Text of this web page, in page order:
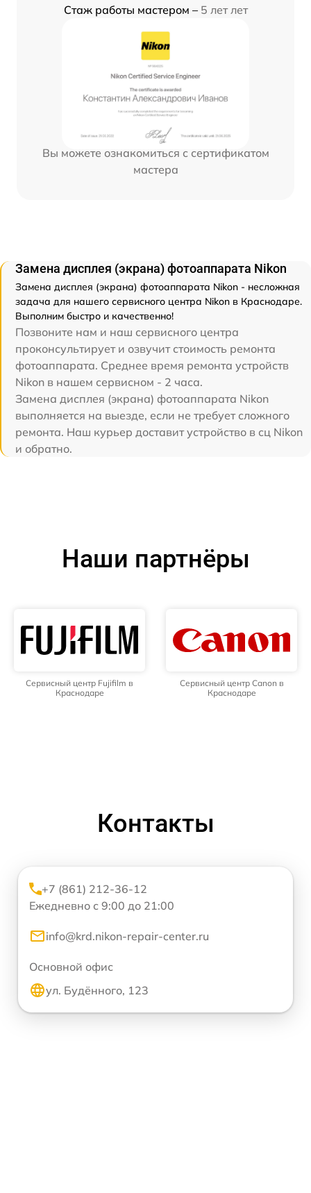
Стаж работы мастером – 5 лет лет
Вы можете ознакомиться с сертификатом
мастера
Замена дисплея (экрана) фотоаппарата Nikon
Замена дисплея (экрана) фотоаппарата Nikon - несложная
задача для нашего сервисного центра Nikon в Краснодаре.
Выполним быстро и качественно!
Позвоните нам и наш сервисного центра
проконсультирует и озвучит стоимость ремонта
фотоаппарата. Среднее время ремонта устройств
Nikon в нашем сервисном - 2 часа.
Замена дисплея (экрана) фотоаппарата Nikon
выполняется на выезде, если не требует сложного
ремонта. Наш курьер доставит устройство в сц Nikon
и обратно.
Наши партнёры
Сервисный центр Fujifilm в
Краснодаре
Сервисный центр Canon в
Краснодаре
Контакты
+7 (861) 212-36-12
Ежедневно с 9:00 до 21:00
info@krd.nikon-repair-center.ru
Основной офис
ул. Будённого, 123